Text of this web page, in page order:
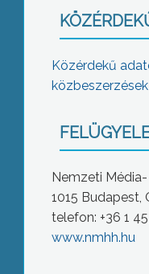
Közérdekű
közbeszerzések
Nemzeti
1015 Budapest,
telefon: +36 1
www.nmhh.hu